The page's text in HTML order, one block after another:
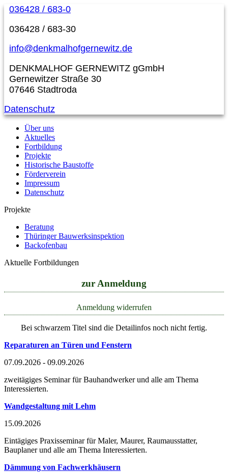
036428 / 683-0
036428 / 683-30
info@denkmalhofgernewitz.de
DENKMALHOF GERNEWITZ gGmbH
Gernewitzer Straße 30
07646 Stadtroda
Datenschutz
Über uns
Aktuelles
Fortbildung
Projekte
Historische Baustoffe
Förderverein
Impressum
Datenschutz
Projekte
Beratung
Thüringer Bauwerksinspektion
Backofenbau
Aktuelle Fortbildungen
zur Anmeldung
Anmeldung widerrufen
Bei schwarzem Titel sind die Detailinfos noch nicht fertig.
Reparaturen an Türen und Fenstern
07.09.2026 - 09.09.2026
zweitägiges Seminar für Bauhandwerker und alle am Thema
Interessierten.
Wandgestaltung mit Lehm
15.09.2026
Eintägiges Praxisseminar für Maler, Maurer, Raumausstatter,
Bauplaner und alle am Thema Interessierten.
Dämmung von Fachwerkhäusern